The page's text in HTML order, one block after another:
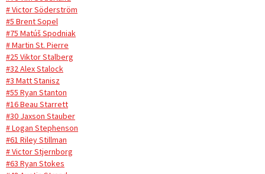
# Victor Söderström
#5 Brent Sopel
#75 Matúš Spodniak
# Martin St. Pierre
#25 Viktor Stalberg
#32 Alex Stalock
#3 Matt Stanisz
#55 Ryan Stanton
#16 Beau Starrett
#30 Jaxson Stauber
# Logan Stephenson
#61 Riley Stillman
# Victor Stjernborg
#63 Ryan Stokes